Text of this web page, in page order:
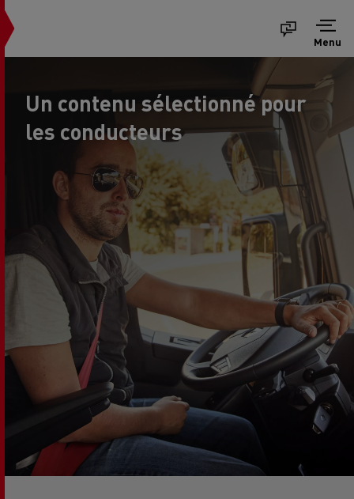
Menu
Un contenu sélectionné pour
les conducteurs